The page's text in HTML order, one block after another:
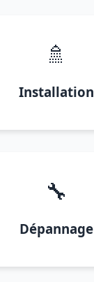
🚿
Installation
🔧
Dépannage